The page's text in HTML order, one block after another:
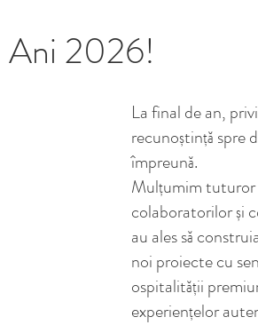
Ani 2026!
La final de an,
recunoștință spre
împreună.
Mulțumim
colaboratorilor și
au ales să
noi proiecte cu
ospitalității
experiențelor